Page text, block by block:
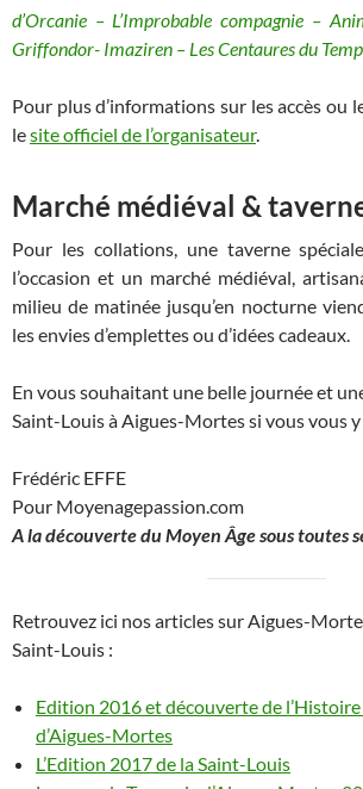
d’Orcanie – L’Improbable compagnie –
Griffondor- Imaziren – Les Centaures du
Pour plus d’informations sur les accès ou
lesite officiel de l’organisateur.
Marché médiéval &
Pour les collations, une taverne
l’occasion et un marché médiéval,
milieu de matinée jusqu’en nocturne
les envies d’emplettes ou d’idées cadeaux.
En vous souhaitant une belle journée et
Saint-Louis à Aigues-Mortes si vous vous
Frédéric EFFE
Pour Moyenagepassion.com
A la découverte du Moyen Âge sous toutes
Retrouvez ici nos articles sur Aigues-
Saint-Louis :
Edition 2016 et découverte de
d’Aigues-Mortes
L’Edition 2017 de la Saint-Louis